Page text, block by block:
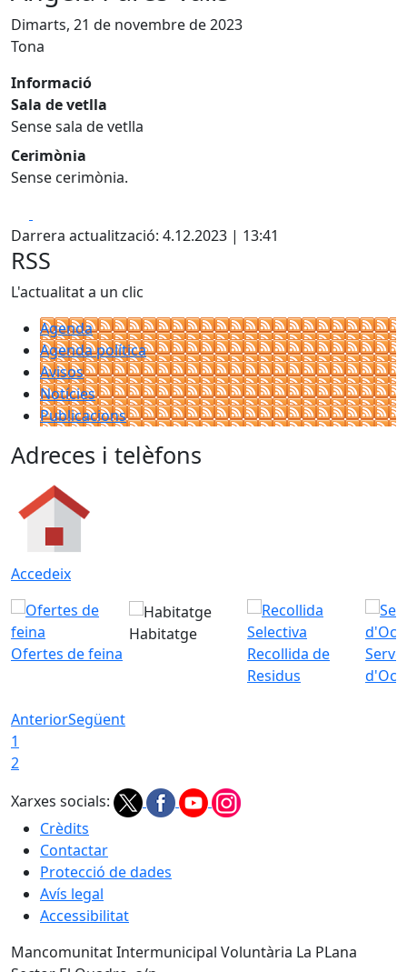
Dimarts, 21 de novembre de 2023
Tona
Informació
Sala de vetlla
Sense sala de vetlla
Cerimònia
Sense cerimònia.
Darrera actualització: 4.12.2023 | 13:41
RSS
L'actualitat a un clic
Agenda
Agenda política
Avisos
Notícies
Publicacions
Adreces i telèfons
Accedeix
Ofertes de feina
Habitatge
Recollida de
Residus
Servei
AnteriorSegüent
1
2
Xarxes socials:
Crèdits
Contactar
Protecció de dades
Avís legal
Accessibilitat
Mancomunitat Intermunicipal Voluntària La PLana